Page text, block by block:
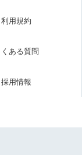
利用規約
くある質問
採用情報